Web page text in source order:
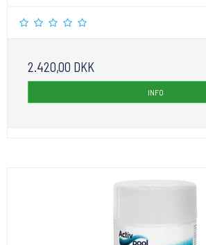
2.420,00 DKK
INFO